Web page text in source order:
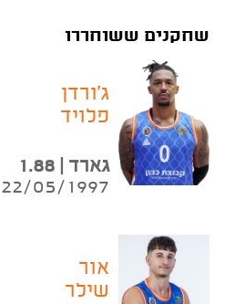
שחקנים ששוחררו
ג'ורדן
פלויד
גארד | 1.88
22/05/1997
אור
שילר